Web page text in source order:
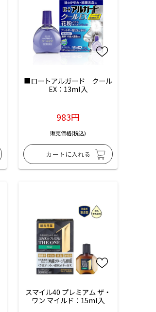
■ロートアルガード　クール
EX：13ml入
983円
販売価格(税込)
スマイル40 プレミアム ザ・
ワン マイルド：15ml入